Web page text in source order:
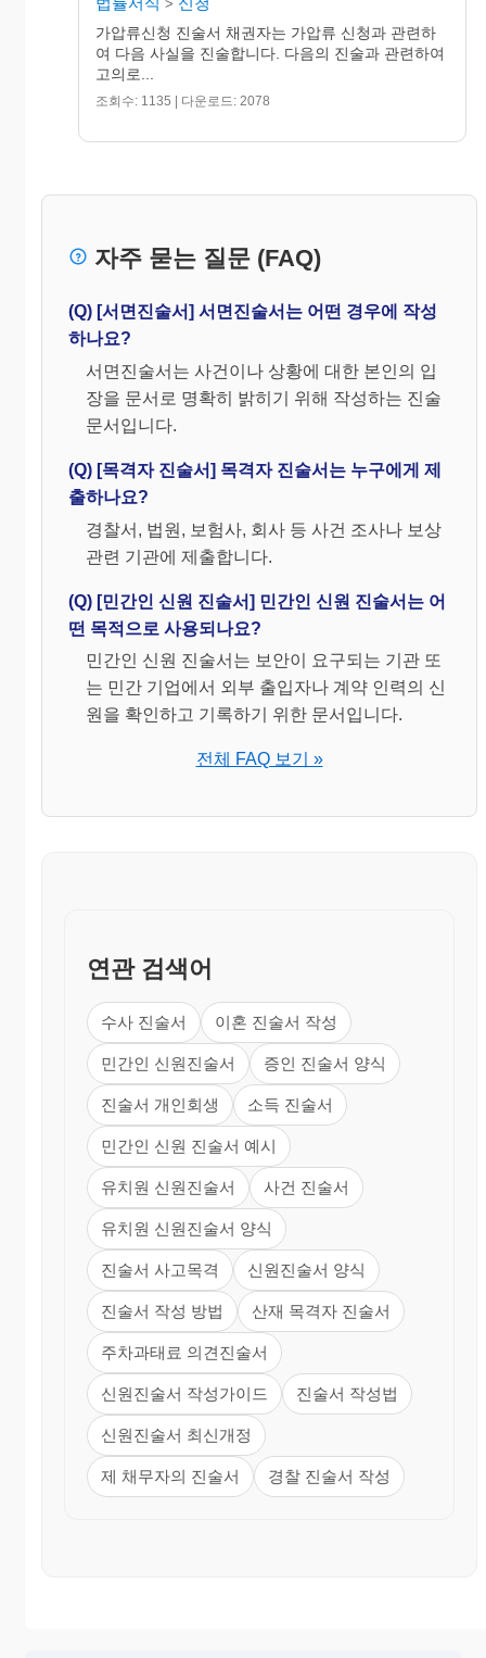
>
가압류신청 진술서 채권자는 가압류 신청과 관련하
여 다음 사실을 진술합니다. 다음의 진술과 관련하여
고의로...
조회수: 1135 | 다운로드: 2078
자주 묻는 질문 (FAQ)
(Q) [서면진술서] 서면진술서는 어떤 경우에 작성
하나요?
서면진술서는 사건이나 상황에 대한 본인의 입
장을 문서로 명확히 밝히기 위해 작성하는 진술
문서입니다.
(Q) [목격자 진술서] 목격자 진술서는 누구에게 제
출하나요?
경찰서, 법원, 보험사, 회사 등 사건 조사나 보상
관련 기관에 제출합니다.
(Q) [민간인 신원 진술서] 민간인 신원 진술서는 어
떤 목적으로 사용되나요?
민간인 신원 진술서는 보안이 요구되는 기관 또
는 민간 기업에서 외부 출입자나 계약 인력의 신
원을 확인하고 기록하기 위한 문서입니다.
전체 FAQ 보기 »
연관 검색어
수사 진술서 이혼 진술서 작성
민간인 신원진술서 증인 진술서 양식
진술서 개인회생 소득 진술서
민간인 신원 진술서 예시
유치원 신원진술서 사건 진술서
유치원 신원진술서 양식
진술서 사고목격 신원진술서 양식
진술서 작성 방법 산재 목격자 진술서
주차과태료 의견진술서
신원진술서 작성가이드 진술서 작성법
신원진술서 최신개정
제 채무자의 진술서 경찰 진술서 작성